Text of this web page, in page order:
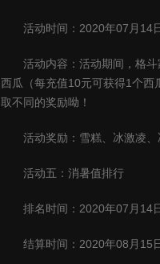
活动时间： 2020年07 月 14
活动内容：活动期间，格
西瓜（每充值10元可获得1个西
取不同的奖励呦！
活动奖励：雪糕、冰激凌、
活动五：消暑值排行
排名时间： 2020年07 月 14
结算时间： 2020年08 月 15